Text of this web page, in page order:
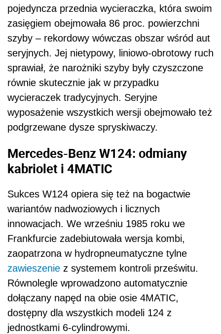
pojedyncza przednia wycieraczka, która swoim
zasięgiem obejmowała 86 proc. powierzchni
szyby – rekordowy wówczas obszar wśród aut
seryjnych. Jej nietypowy, liniowo-obrotowy ruch
sprawiał, że narożniki szyby były czyszczone
równie skutecznie jak w przypadku
wycieraczek tradycyjnych. Seryjne
wyposażenie wszystkich wersji obejmowało też
podgrzewane dysze spryskiwaczy.
Mercedes-Benz W124: odmiany
kabriolet i 4MATIC
Sukces W124 opiera się też na bogactwie
wariantów nadwoziowych i licznych
innowacjach. We wrześniu 1985 roku we
Frankfurcie zadebiutowała wersja kombi,
zaopatrzona w hydropneumatyczne tylne
zawieszenie z systemem kontroli prześwitu.
Równolegle wprowadzono automatycznie
dołączany napęd na obie osie 4MATIC,
dostępny dla wszystkich modeli 124 z
jednostkami 6-cylindrowymi.